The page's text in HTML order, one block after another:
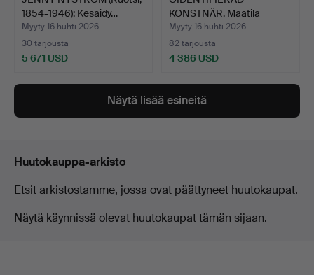
1854-1946): Kesäidy…
Myyty 16 huhti 2026
30 tarjousta
5 671 USD
KONSTNÄR. Maatila
kesämaisem…
Myyty 16 huhti 2026
82 tarjousta
4 386 USD
Näytä lisää esineitä
Huutokauppa-arkisto
Etsit arkistostamme, jossa ovat päättyneet huutokaupat.
Näytä käynnissä olevat huutokaupat tämän sijaan.